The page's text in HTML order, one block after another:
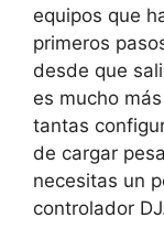
equipos que
primeros
desde que
es mucho
tantas
de cargar
necesitas un
controlador